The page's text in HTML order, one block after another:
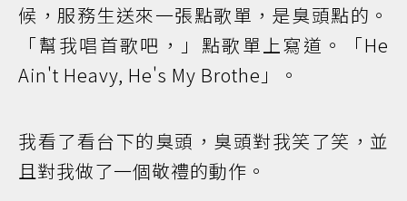
候，服務生送來一張點歌單，是臭頭點的。
「幫我唱首歌吧，」點歌單上寫道。「He
Ain't Heavy, He's My Brothe」。
我看了看台下的臭頭，臭頭對我笑了笑，並
且對我做了一個敬禮的動作。